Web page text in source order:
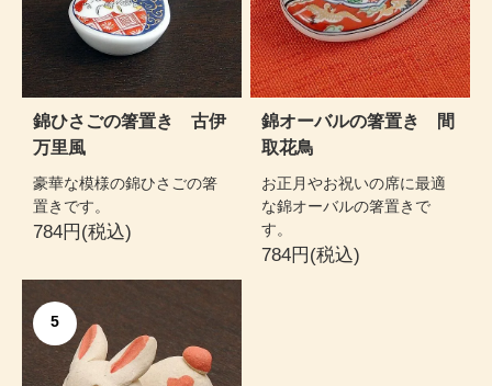
錦ひさごの箸置き 古伊
万里風
豪華な模様の錦ひさごの箸
置きです。
784円(税込)
錦オーバルの箸置き 間
取花鳥
お正月やお祝いの席に最適
な錦オーバルの箸置きで
す。
784円(税込)
5